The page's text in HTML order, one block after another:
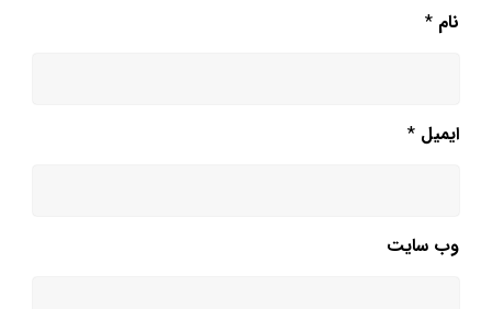
نام *
ایمیل *
وب‌ سایت